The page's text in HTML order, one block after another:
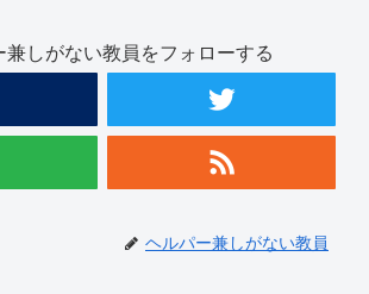
兼しがない教員をフォローする
ヘルパー兼しがない教員